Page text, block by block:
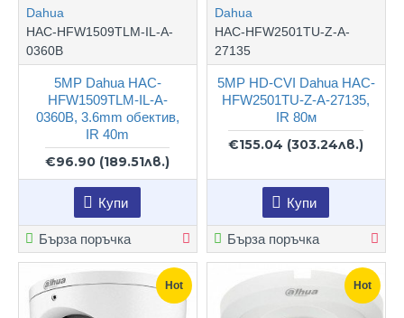
Dahua
HAC-HFW1509TLM-IL-A-
0360B
5MP Dahua HAC-
HFW1509TLM-IL-A-
0360B, 3.6mm обектив,
IR 40m
€96.90 (189.51лв.)
Купи
Бърза поръчка
Dahua
HAC-HFW2501TU-Z-A-
27135
5MP HD-CVI Dahua HAC-
HFW2501TU-Z-A-27135,
IR 80м
€155.04 (303.24лв.)
Купи
Бърза поръчка
Hot Hot